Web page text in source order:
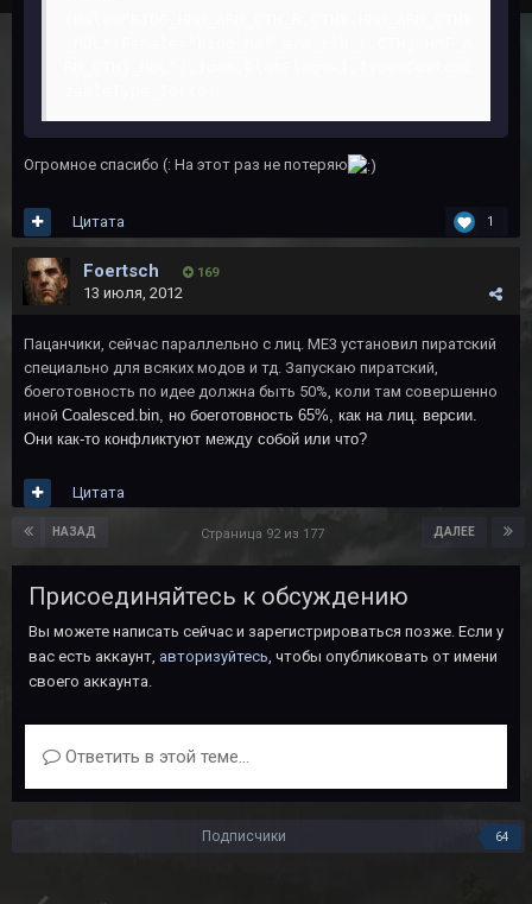
Огромное спасибо (: На этот раз не потеряю
1
Цитата
Foertsch 169
13 июля, 2012
Пацанчики, сейчас параллельно с лиц. ME3 установил пиратский
специально для всяких модов и тд. Запускаю пиратский,
боеготовность по идее должна быть 50%, коли там совершенно
иной Coalesced.bin, но боеготовность 65%, как на лиц. версии.
Они как-то конфликтуют между собой или что?
Цитата
НАЗАД ДАЛЕЕ
Страница 92 из 177
Присоединяйтесь к обсуждению
Вы можете написать сейчас и зарегистрироваться позже. Если у
вас есть аккаунт, авторизуйтесь, чтобы опубликовать от имени
своего аккаунта.
Ответить в этой теме...
Подписчики 64